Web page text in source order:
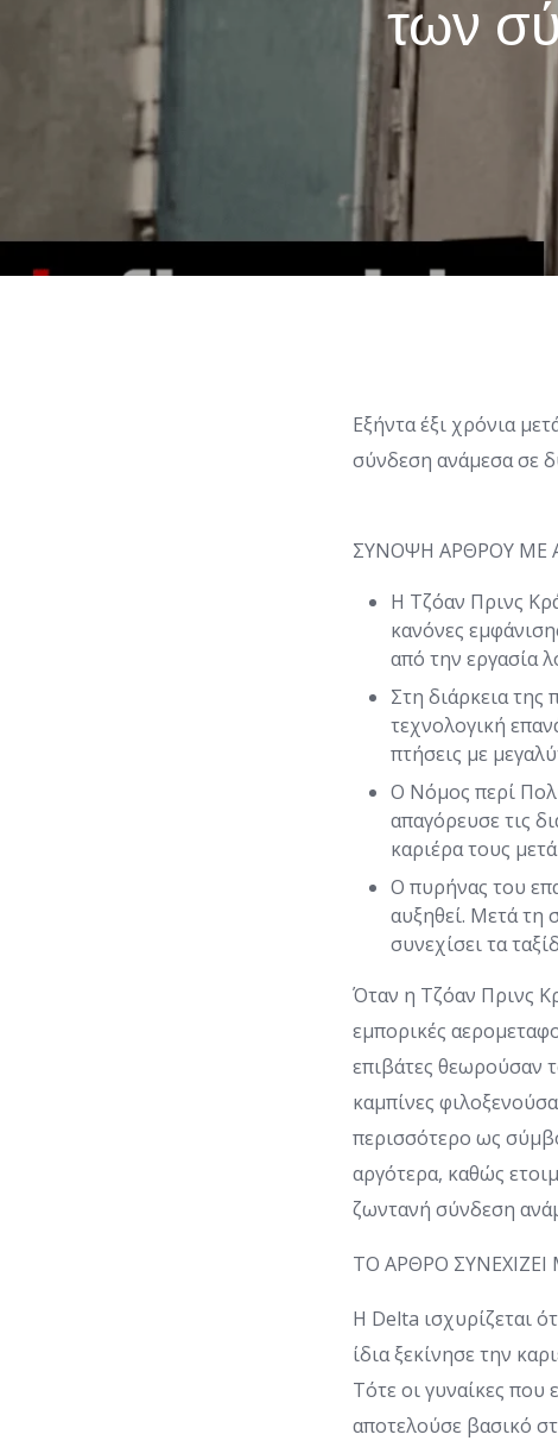
των
Εξήντα έξι χρόνια
σύνδεση ανάμεσα σε
ΣΥΝΟΨΗ ΑΡΘΡΟΥ ΜΕ
Η Τζόαν Πρινς
κανόνες
από την εργασία
Στη διάρκεια της
τεχνολογική
πτήσεις με
Ο Νόμος περί
απαγόρευσε τις
καριέρα τους
Ο πυρήνας του
αυξηθεί. Μετά τη
συνεχίσει τα
Όταν η Τζόαν Πρινς
εμπορικές
επιβάτες θεωρούσαν
καμπίνες
περισσότερο ως
αργότερα, καθώς
ζωντανή σύνδεση
ΤΟ ΑΡΘΡΟ
Η Delta ισχυρίζεται
ίδια ξεκίνησε την
Τότε οι γυναίκες που
αποτελούσε βασικό